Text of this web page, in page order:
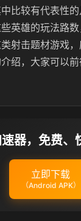
比较有代表性
英雄的玩法路
射击题材游戏，
绍，大家可以
器，免费、
立即下载
（Android APK）